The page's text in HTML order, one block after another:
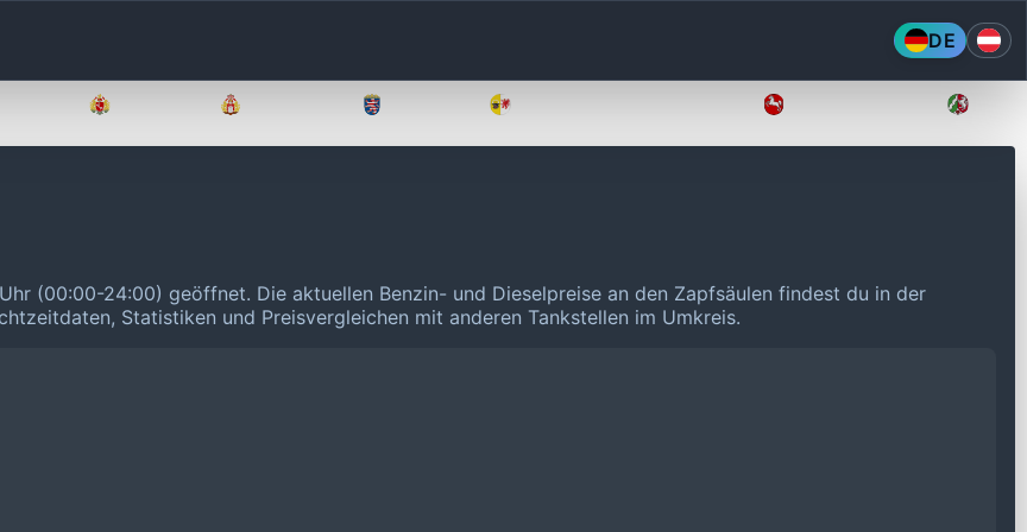
DE
(00:00-24:00) geöffnet. Die aktuellen Benzin- und Dieselpreise an den Zapfsäulen findest du in der
Statistiken und Preisvergleichen mit anderen Tankstellen im Umkreis.